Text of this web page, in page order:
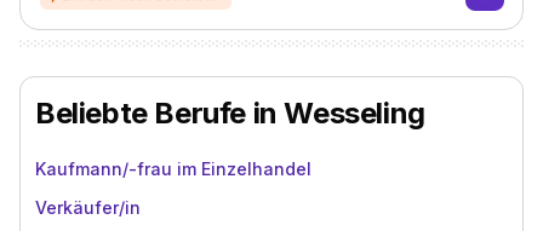
Beliebte Berufe in Wesseling
Kaufmann/-frau im Einzelhandel
Verkäufer/in